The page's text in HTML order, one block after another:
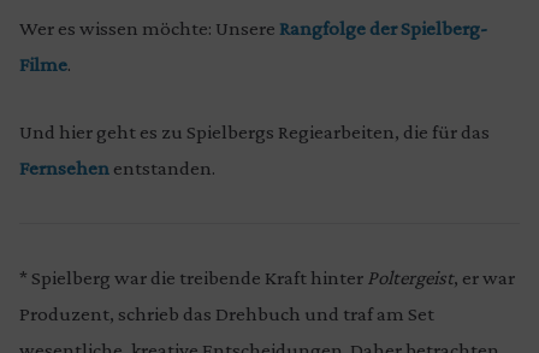
Wer es wissen möchte: Unsere Rangfolge der Spielberg-
Filme.
Und hier geht es zu Spielbergs Regiearbeiten, die für das
Fernsehen entstanden.
* Spielberg war die treibende Kraft hinter Poltergeist, er war
Produzent, schrieb das Drehbuch und traf am Set